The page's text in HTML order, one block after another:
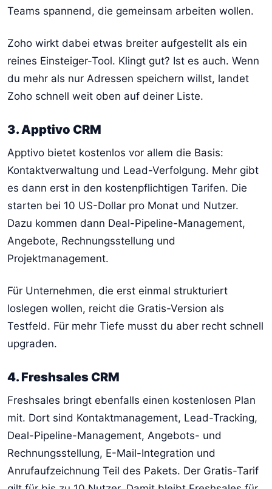
Teams spannend, die gemeinsam arbeiten wollen.
Zoho wirkt dabei etwas breiter aufgestellt als ein
reines Einsteiger-Tool. Klingt gut? Ist es auch. Wenn
du mehr als nur Adressen speichern willst, landet
Zoho schnell weit oben auf deiner Liste.
3. Apptivo CRM
Apptivo bietet kostenlos vor allem die Basis:
Kontaktverwaltung und Lead-Verfolgung. Mehr gibt
es dann erst in den kostenpflichtigen Tarifen. Die
starten bei 10 US-Dollar pro Monat und Nutzer.
Dazu kommen dann Deal-Pipeline-Management,
Angebote, Rechnungsstellung und
Projektmanagement.
Für Unternehmen, die erst einmal strukturiert
loslegen wollen, reicht die Gratis-Version als
Testfeld. Für mehr Tiefe musst du aber recht schnell
upgraden.
4. Freshsales CRM
Freshsales bringt ebenfalls einen kostenlosen Plan
mit. Dort sind Kontaktmanagement, Lead-Tracking,
Deal-Pipeline-Management, Angebots- und
Rechnungsstellung, E-Mail-Integration und
Anrufaufzeichnung Teil des Pakets. Der Gratis-Tarif